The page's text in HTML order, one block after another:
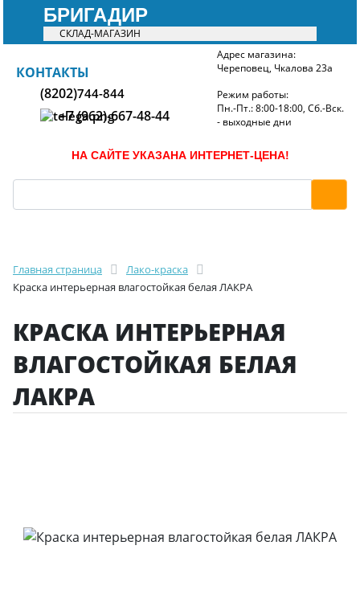
БРИГАДИР
СКЛАД-МАГАЗИН
БРИГАДИР
КОНТАКТЫ
(8202)744-844
+7 (962)-667-48-44
Адрес магазина:
Череповец, Чкалова 23а
Режим работы:
Пн.-Пт.: 8:00-18:00, Сб.-Вск.
- выходные дни
НА САЙТЕ УКАЗАНА ИНТЕРНЕТ-ЦЕНА!
Главная страница
Лако-краска
Краска интерьерная влагостойкая белая ЛАКРА
КРАСКА ИНТЕРЬЕРНАЯ
ВЛАГОСТОЙКАЯ БЕЛАЯ
ЛАКРА